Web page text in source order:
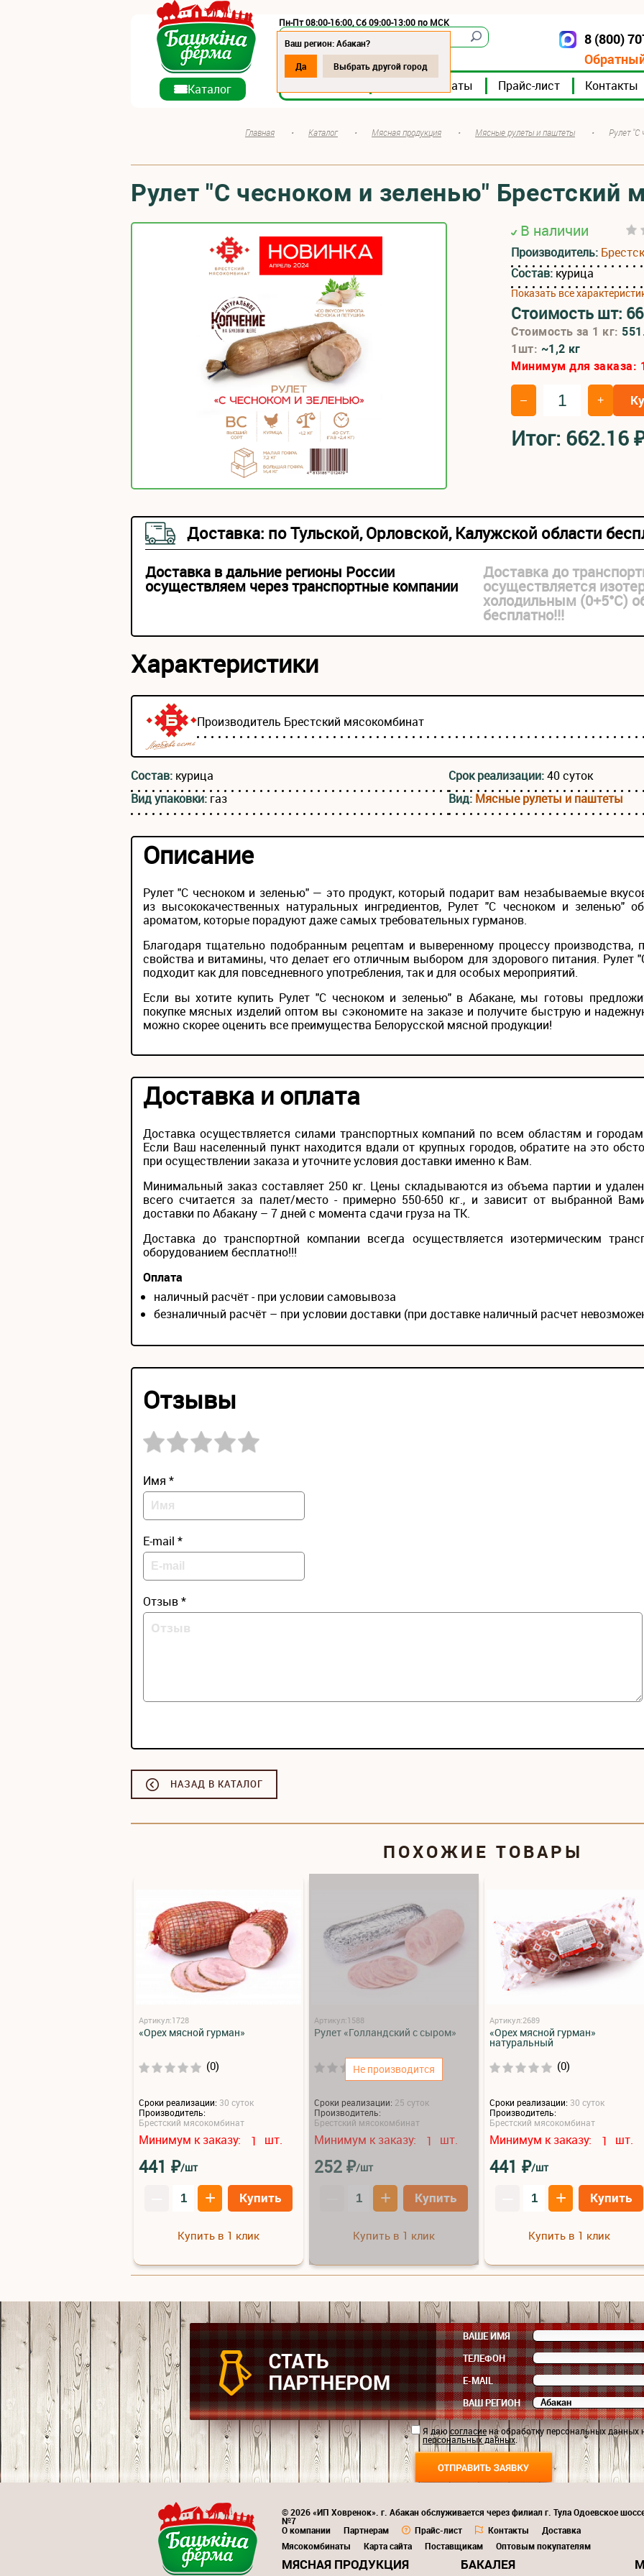
Пн-Пт 08:00-16:00, Сб 09:00-13:00 по МСК
Мясокомбинаты Прайс-лист Контакты
8 (800)
Ваш регион: Абакан?
Да
Выбрать другой город
Каталог
Главная • Каталог • Мясная продукция • Мясные рулеты и паштеты • Рулет "С
Рулет "С чесноком и зеленью" Брестский
В наличии
Производитель:
Состав: курица
Показать все
Стоимость шт:
Стоимость за 1 кг:
1шт: ~1,2 кг
Минимум для заказа:
– +
Итог: 662.16
Доставка: по Тульской, Орловской, Калужской области
Доставка в дальние регионы России
осуществляем через транспортные компании
Доставка до
осуществляется
холодильным (0+5°С)
бесплатно!!!
Характеристики
Производитель Брестский мясокомбинат
Состав: курица Срок реализации:40 суток
Вид упаковки: газ Вид: Мясные рулеты и паштеты
Описание
Рулет "С чесноком и зеленью" — это продукт, который подарит вам незабываемые
из высококачественных натуральных ингредиентов, Рулет "С чесноком и зеленью"
ароматом, которые порадуют даже самых требовательных гурманов.
Благодаря тщательно подобранным рецептам и выверенному процессу производства,
свойства и витамины, что делает его отличным выбором для здорового питания. Рулет
подходит как для повседневного употребления, так и для особых мероприятий.
Если вы хотите купить Рулет "С чесноком и зеленью" в Абакане, мы готовы
покупке мясных изделий оптом вы сэкономите на заказе и получите быструю и
можно скорее оценить все преимущества Белорусской мясной продукции!
Доставка и оплата
Доставка осуществляется силами транспортных компаний по всем областям и
Если Ваш населенный пункт находится вдали от крупных городов, обратите на это
при осуществлении заказа и уточните условия доставки именно к Вам.
Минимальный заказ составляет 250 кг. Цены складываются из объема партии и
всего считается за палет/место - примерно 550-650 кг., и зависит от выбранной
доставки по Абакану – 7 дней с момента сдачи груза на ТК.
Доставка до транспортной компании всегда осуществляется изотермическим
оборудованием бесплатно!!!
Оплата
наличный расчёт - при условии самовывоза
безналичный расчёт – при условии доставки (при доставке наличный расчет
Отзывы
Имя *
E-mail *
Отзыв *
НАЗАД В КАТАЛОГ
ПОХОЖИЕ ТОВАРЫ
Артикул:1728
«Орех мясной гурман»
(0)
Сроки реализации: 30 суток
Производитель:
Брестский мясокомбинат
Минимум к заказу: 1 шт.
441 ₽/шт
+ Купить
Купить в 1 клик
Не производится
Артикул:1588
Рулет «Голландский с сыром»
(0)
Сроки реализации: 25 суток
Производитель:
Брестский мясокомбинат
Минимум к заказу: 1 шт.
252₽/шт
+ Купить
Купить в 1 клик
Артикул:2689
«Орех мясной гурман»
натуральный
(0)
Сроки реализации: 30 суток
Производитель:
Брестский мясокомбинат
Минимум к заказу: 1 шт.
441 ₽/шт
+ Купить
Купить в 1 клик
ВАШЕ ИМЯ
ТЕЛЕФОН
E-MAIL
ВАШ РЕГИОН
Я даюсогласиена обработку персональных данных
персональных данных
© 2026 «ИП Ховренок». г. Абакан обслуживается через филиал г. Тула Одоевское
№7
О компании
Партнерам Прайс-лист Контакты
Доставка
Мясокомбинаты
Карта сайта Поставщикам Оптовым покупателям
МЯСНАЯ ПРОДУКЦИЯ БАКАЛЕЯ